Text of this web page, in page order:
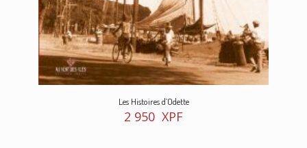
Les Histoires d’Odette
2 950 XPF